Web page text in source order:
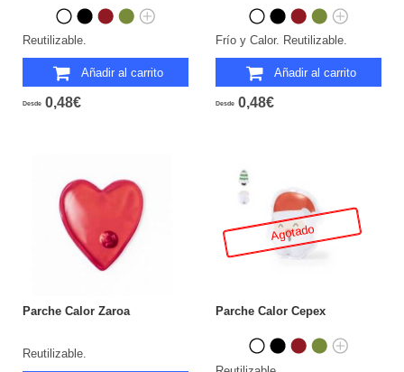
Reutilizable.
Añadir al carrito
Desde 0,48€
Frío y Calor. Reutilizable.
Añadir al carrito
Desde 0,48€
Parche Calor Zaroa
Reutilizable.
Agotado
Parche Calor Cepex